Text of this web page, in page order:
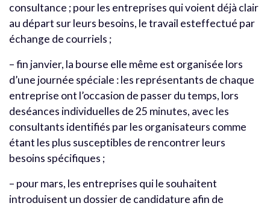
consultance ; pour les entreprises qui voient déjà clair
au départ sur leurs besoins, le travail esteffectué par
échange de courriels ;
– fin janvier, la bourse elle même est organisée lors
d’une journée spéciale : les représentants de chaque
entreprise ont l’occasion de passer du temps, lors
deséances individuelles de 25 minutes, avec les
consultants identifiés par les organisateurs comme
étant les plus susceptibles de rencontrer leurs
besoins spécifiques ;
– pour mars, les entreprises qui le souhaitent
introduisent un dossier de candidature afin de